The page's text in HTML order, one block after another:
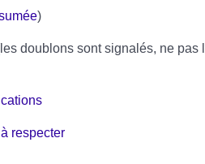
)
doublons sont signalés, ne pas
respecter